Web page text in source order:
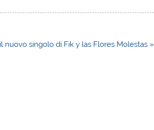
il nuovo singolo di Fik y las Flores Molestas »